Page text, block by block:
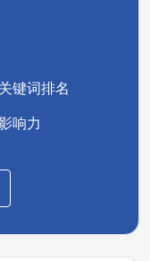
键词排名
响力